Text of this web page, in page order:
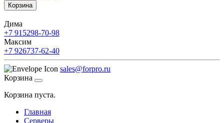
Корзина
Дима
+7 915298-70-98
Максим
+7 926737-62-40
sales@forpro.ru
Корзина
Корзина пуста.
Главная
Серверы